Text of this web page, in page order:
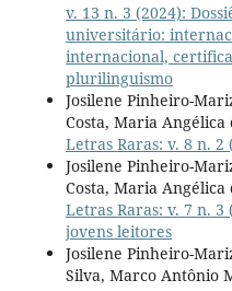
v. 13 n. 3 (2024):
universitário:
internacional,
plurilinguismo
Josilene Pinheiro-
Costa, Maria Angélica
Letras Raras: v. 8 n.
Josilene Pinheiro-
Costa, Maria Angélica
Letras Raras: v. 7 n.
jovens leitores
Josilene Pinheiro-
Silva, Marco Antônio